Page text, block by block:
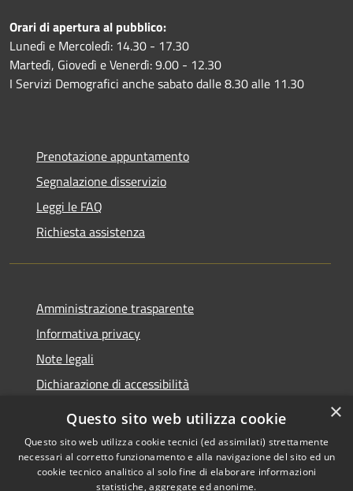
Orari di apertura al pubblico:
Lunedì e Mercoledì: 14.30 - 17.30
Martedì, Giovedì e Venerdì: 9.00 - 12.30
I Servizi Demografici anche sabato dalle 8.30 alle 11.30
Prenotazione appuntamento
Segnalazione disservizio
Leggi le FAQ
Richiesta assistenza
Amministrazione trasparente
Informativa privacy
Note legali
Dichiarazione di accessibilità
RSS
Copyright © 2026 • Comune di
Nova Milanese • Powered by
×
Questo sito web utilizza cookie
Questo sito web utilizza cookie tecnici (ed assimilati) strettamente
necessari al corretto funzionamento e alla navigazione del sito ed un
cookie tecnico analitico al solo fine di elaborare informazioni
statistiche, aggregate ed anonime.